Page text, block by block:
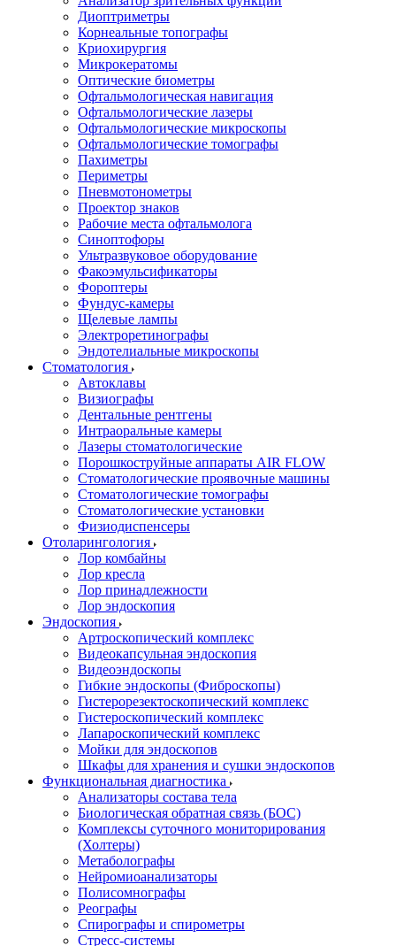
Диоптриметры
Корнеальные топографы
Криохирургия
Микрокератомы
Оптические биометры
Офтальмологическая навигация
Офтальмологические лазеры
Офтальмологические микроскопы
Офтальмологические томографы
Пахиметры
Периметры
Пневмотонометры
Проектор знаков
Рабочие места офтальмолога
Синоптофоры
Ультразвуковое оборудование
Факоэмульсификаторы
Фороптеры
Фундус-камеры
Щелевые лампы
Электроретинографы
Эндотелиальные микроскопы
Стоматология
Автоклавы
Визиографы
Дентальные рентгены
Интраоральные камеры
Лазеры стоматологические
Порошкоструйные аппараты AIR FLOW
Стоматологические проявочные машины
Стоматологические томографы
Стоматологические установки
Физиодиспенсеры
Отоларингология
Лор комбайны
Лор кресла
Лор принадлежности
Лор эндоскопия
Эндоскопия
Артроскопический комплекс
Видеокапсульная эндоскопия
Видеоэндоскопы
Гибкие эндоскопы (Фиброcкопы)
Гистерорезектоскопический комплекс
Гистероскопический комплекс
Лапароскопический комплекс
Мойки для эндоскопов
Шкафы для хранения и сушки эндоскопов
Функциональная диагностика
Анализаторы состава тела
Биологическая обратная связь (БОС)
Комплексы суточного мониторирования
(Холтеры)
Метаболографы
Нейромиоанализаторы
Полисомнографы
Реографы
Спирографы и спирометры
Стресс-системы